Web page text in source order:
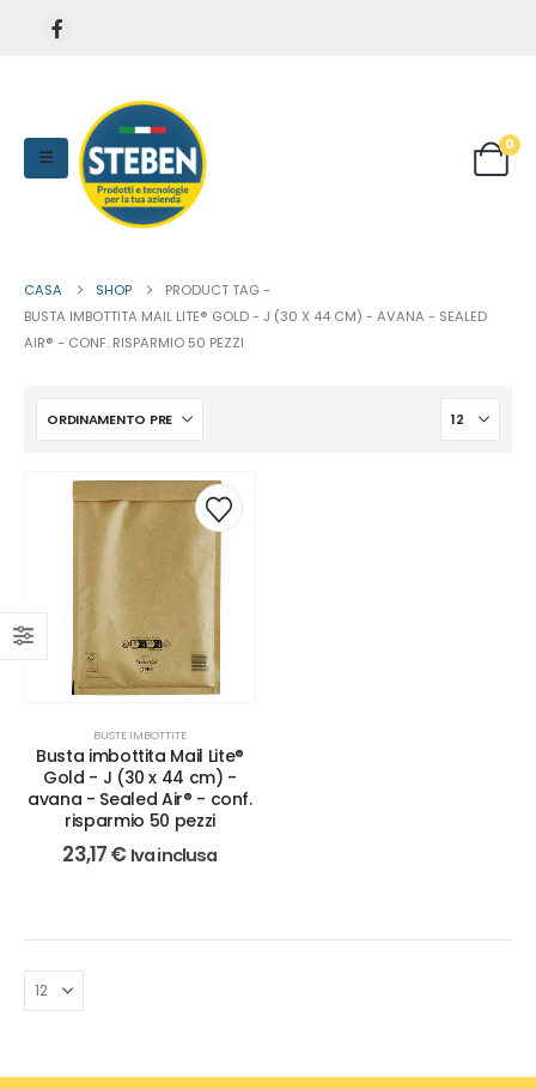
0
CASA SHOP
PRODUCT TAG -
BUSTA IMBOTTITA MAIL LITE® GOLD - J (30 X 44 CM) - AVANA - SEALED
AIR® - CONF. RISPARMIO 50 PEZZI
BUSTE IMBOTTITE
Busta imbottita Mail Lite®
Gold - J (30 x 44 cm) -
avana - Sealed Air® - conf.
risparmio 50 pezzi
23,17€ Iva inclusa